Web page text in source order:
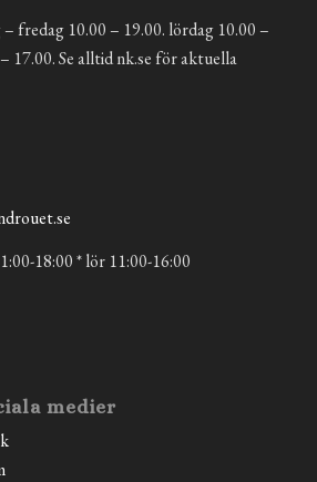
fredag 10.00 – 19.00. lördag 10.00 –
17.00. Se alltid nk.se för aktuella
18:00 * lör 11:00-16:00
medier